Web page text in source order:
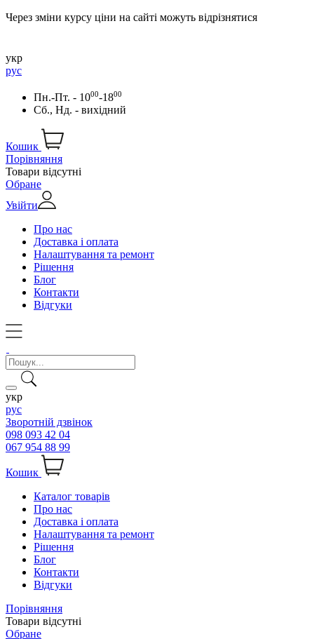
Через зміни курсу ціни на сайті можуть відрізнятися
укр
рус
Пн.-Пт. - 1000-1800
Сб., Нд. - вихідний
Кошик
Порівняння
Товари відсутні
Обране
Увійти
Про нас
Доставка і оплата
Налаштування та ремонт
Рішення
Блог
Контакти
Відгуки
укр
рус
Зворотній дзвінок
098 093 42 04
067 954 88 99
Кошик
Каталог товарів
Про нас
Доставка і оплата
Налаштування та ремонт
Рішення
Блог
Контакти
Відгуки
Порівняння
Товари відсутні
Обране